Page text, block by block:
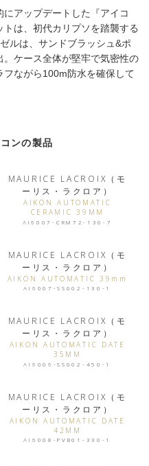
アップデートした『アイコ
は、初代カリプソを踏襲する
ルは、サンドブラッシュ&ポ
。ケース全体が堅牢で気密性の
ながら100m防水を確保して
ンの製品
MAURICE LACROIX（モ
ーリス・ラクロア）
AIKON AUTOMATIC
CERAMIC 39MM
AI6007-CRM72-130-7
MAURICE LACROIX（モ
ーリス・ラクロア）
AIKON AUTOMATIC 39mm
AI6007-SS002-130-1
MAURICE LACROIX（モ
ーリス・ラクロア）
AIKON AUTOMATIC DATE
35MM
AI6006-SS002-450-1
MAURICE LACROIX（モ
ーリス・ラクロア）
AIKON AUTOMATIC DATE
42MM
AI6008-PVB01-330-1